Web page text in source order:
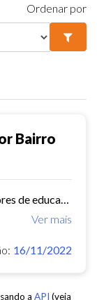
Ordenar por
Bairro
Ver mais
16/11/2022
a API (veja